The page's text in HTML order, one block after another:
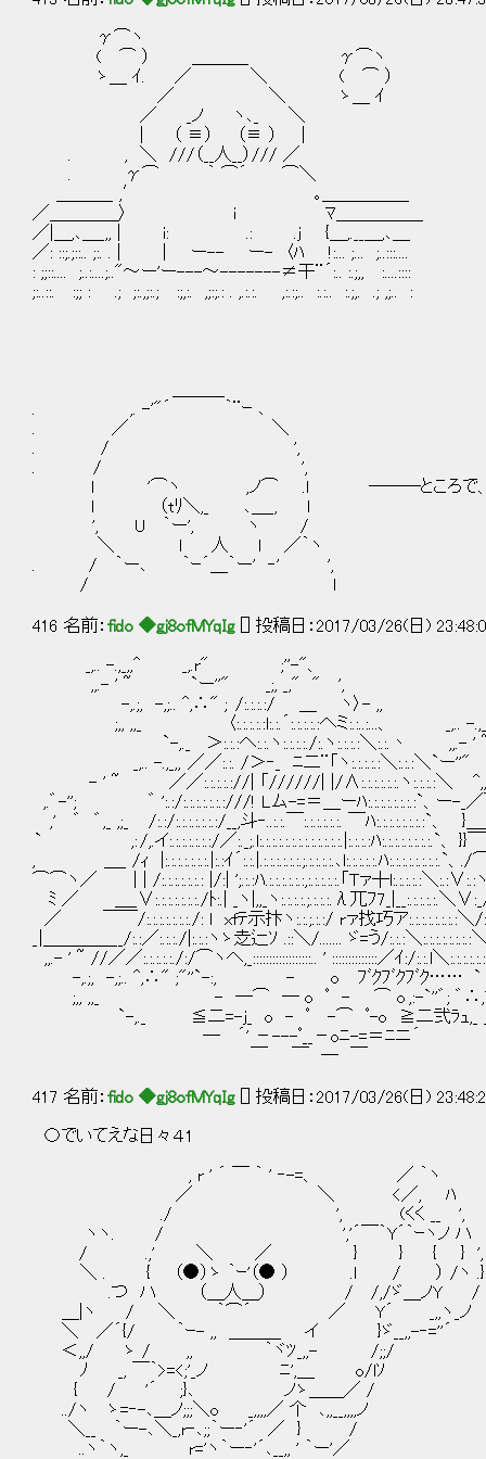
γ⌒ヽ
( ⌒ ） ＿＿＿_ γ⌒ヽ
ゝ＿ ｲ. ／ ＼ ( ⌒ ）
／ ＼ ゝ＿ ｲ
／ _ノ ヽ､_ ＼
| （ ≡） （≡ ） | ふー、極寒の後
. , ＼ ///（__人__）/// ／
. γ⌒ ｀ ⌒´ ⌒＼ 極楽極楽・・
＿＿＿_ ,′ ｡＿＿＿＿＿
／＿＿＿＿〉 i ﾏ＿＿＿＿＿
／|＿,､＿_,, | i: .: .j {＿,.__＿,､＿
／: ::;.;::.. ;:. . | | ー-- ー- 〈ﾊ !:... ;... ;..:::....
: ;;::.... ;..:....;.."～ー'ー---～-------≠干¨´:.. :.;,, :....::::
;:..::. :;; : .; ;:.,;:.; :;,:. ,;:;.: . ,.:.:. ,:.:;.. :.:.. :.;,. .; ,;.. :
. ,. -'"´ ｀¨ｰ ､
. ／ ＼
. / ',
. / ',
l '⌒ヽ ,ノ⌒ .l ―――ところで、金剛
l （tﾘ＼,_ ､＿_, l
', U ｀ー', ヽ /
＼ l 人 l ／｀ヽ
. / ｀ー､ ｀ｰ´＿｀ー' ‐' ',
/ l
416 名前： fido ◆gj8ofMYqIg [] 投稿日：2017/03/26(日)
_,.. -.,_,,^ _,.r" ;''-"、
,,.- ' ~ `ー''" _;, _," " ',
-,.;, -,;.. ^,∴" ; /:.:.:.:/ ＿ ヽ〉- ,,
;,, ,,_ 〈:.:.:.:.:l:.:.´:.:.:.:.:へミ:.:..:...、 _,.. -.,_,,^
`-,._ ＞:.:.:へ:.:.ヽ:.:.:.:./:.ヽ:.:.:.:＼:.:.丶 ,,.- ' ~ |
_,.. -.,_,, ／／:.:. /＞‐_ ﾆ二¨「ヽ:.:.:.:.:＼:.:.:＼`ー''"
- ' ~ ／／:.:.:.:.://| 「//////| |/∧:.:.:.:.:.:.ヽ
,.゛-''; ゛ ':.:/:.:.:.:.:.:.:///! Lム-=＝＿ーﾊ:.:.:.:.:.:.:.:`
,' ゛ ゛,_ ,;_ /:.:/:.:.:.:.:.:.:/__,斗‐..:.:.￣:.:.:.:.:.:. ￣ﾊ
` ,: /,.イ:.:.:.:.:.:.:/／:._;.l:.:.:.:.:.:.:.:.:.:.:.:.:.|:.:.:.:ﾊ
, ＿_ /ｨ |:.:.:.:.:.:.:.|:.:ｲ´:.:.|.:.:.:.:.:.:.;.:.:.:.:.､l:.:.:.:.:.ﾊ
⌒⌒ヽ／ | | /:.:.:.:.:.:.: |/:| ';.:.:ﾊ.:.:.:.:.:.:,:.:.:.:.:.「Tァ┼l:.:.:.:.:＼
ﾐ ／ ＿_∨:.:.:.:.:.:.:./ﾄ:.| _ヽ|,,_ヽ:.:.:.:.;.:.:.:.λ兀ﾌ7_|__:.:.:.:.:.
／ ￣￣/:.:.:.:.:.:.:./: l xfﾃ示抃ヽ:.:.;.:.:/ rァ找巧ア
_ |＿＿＿＿__/:.:／:.:.:./|:.:.:ヽゝ赱辷ｿ .::＼/....... ゞ=う/:.:.:＼:.:.:.:.:.:.:.:
,,.- ' ~ //／／:.:.:.:.:./:/⌒ヽへ,_::::::::::::::::::.. ' ::::::::::::::／ｲ:/:.:.l＼
-,.;, -,;.. ^,∴" ;"''`-:, - o ﾌﾞｸﾌﾞｸﾌﾞｸ
;,, ,,_ - ─⌒ ─ o ﾟ - ⌒ o ,:-`''゛; ゛∴,^
`-,._ ≦二=-j_ o - ﾟ -⌒ ﾟ-o ≧二弐ﾗｭ,_
― ´' －---ﾟ__－oﾆ-=＝ﾆニ´
￣ ￣ ― ￣
417 名前： fido ◆gj8ofMYqIg [] 投稿日：2017/03/26(日)
〇でいてえな日々４1
, r ' ´ ￣ ｀ ' ‐-=、 ／ ｀ヽ
／ ＼ <／, ﾊ
./ ', (くく __ ',
ヽヽ. / ','´￣｀Y´｀ｰヽノ ハ
/ .,' ＼ ／ } } { } ',
＼ . { （●）ゝ ｀ｰ'（● ） .l / ） /ヽ .} ま、
.つ ハ （＿人＿） / /,/ゞ＿ノY /
＿|ヽ / ＼ ｀⌒´ ／ Y´ _,,ヽ_ノ 今回『１１
＼ ／´{/ ｀ｰ- ,, ＿＿＿ イ }ゞ__,,-‐=''´
＜,,/ ゝ / ,, ｀ヾﾂ_,,- /;;/
ﾉ _, ￣｀>=<;'_ノ ﾆ',＿ o/lｿ
{ / '´ ;}､ ノゝ＿＿／ / ┃エ フェク
../ヽ ゝ=‐-､＿ノ;;;＼o _,,,,／ 个 ､,,__,,,,ノ ┃ユニ
＼__ ｀ー-､＼_,r‐､;;｀ー‐'´ ／
..ヽ｀ヽ,_ r='ヽ｀ー‐'´､__,, ' ｀ー'／